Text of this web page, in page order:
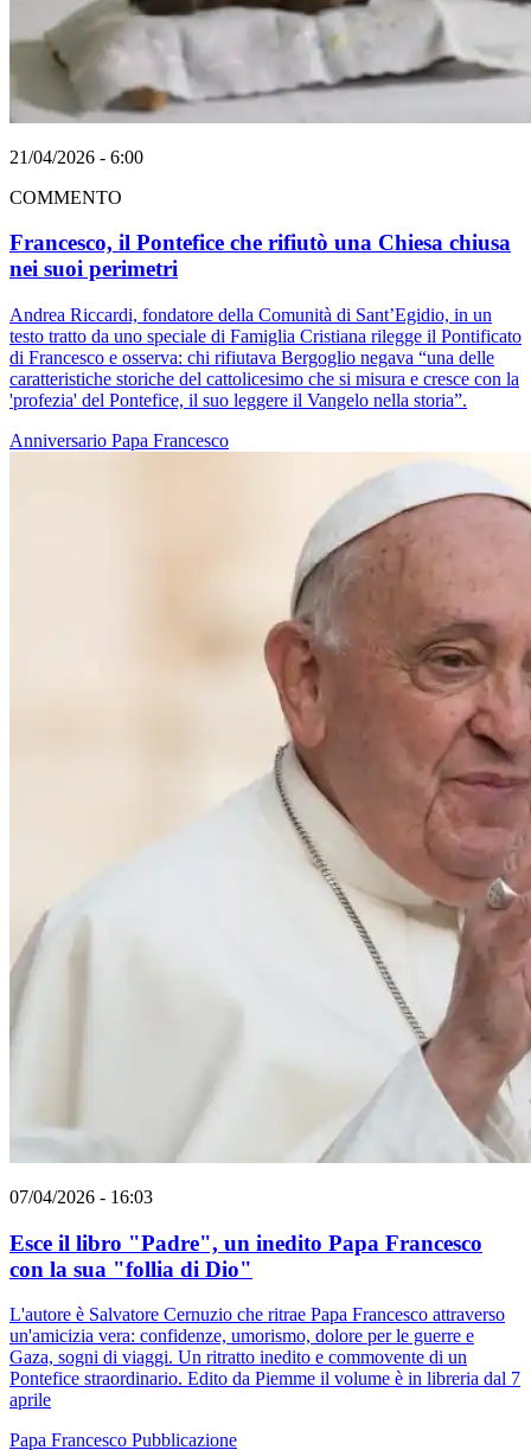
21/04/2026 - 6:00
COMMENTO
Francesco, il Pontefice che rifiutò una Chiesa chiusa
nei suoi perimetri
Andrea Riccardi, fondatore della Comunità di Sant’Egidio, in un
testo tratto da uno speciale di Famiglia Cristiana rilegge il Pontificato
di Francesco e osserva: chi rifiutava Bergoglio negava “una delle
caratteristiche storiche del cattolicesimo che si misura e cresce con la
'profezia' del Pontefice, il suo leggere il Vangelo nella storia”.
Anniversario Papa Francesco
07/04/2026 - 16:03
Esce il libro "Padre", un inedito Papa Francesco
con la sua "follia di Dio"
L'autore è Salvatore Cernuzio che ritrae Papa Francesco attraverso
un'amicizia vera: confidenze, umorismo, dolore per le guerre e
Gaza, sogni di viaggi. Un ritratto inedito e commovente di un
Pontefice straordinario. Edito da Piemme il volume è in libreria dal 7
aprile
Papa Francesco Pubblicazione